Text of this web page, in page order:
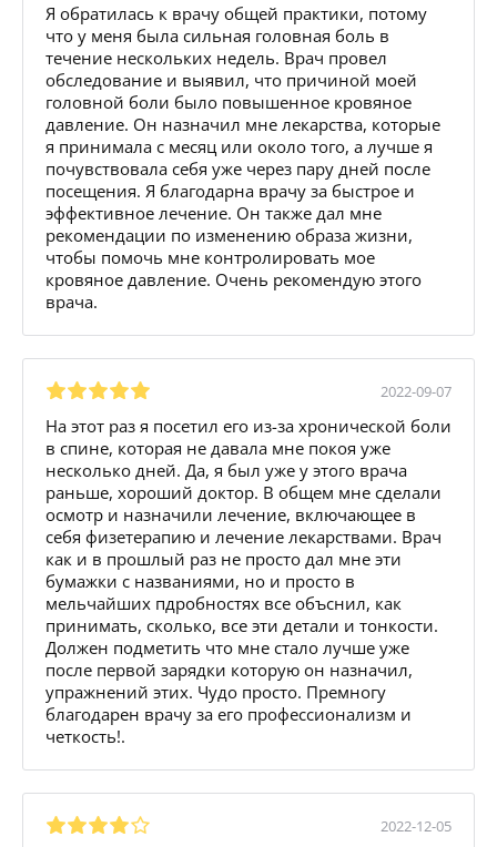
Я обратилась к врачу общей практики, потому
что у меня была сильная головная боль в
течение нескольких недель. Врач провел
обследование и выявил, что причиной моей
головной боли было повышенное кровяное
давление. Он назначил мне лекарства, которые
я принимала с месяц или около того, а лучше я
почувствовала себя уже через пару дней после
посещения. Я благодарна врачу за быстрое и
эффективное лечение. Он также дал мне
рекомендации по изменению образа жизни,
чтобы помочь мне контролировать мое
кровяное давление. Очень рекомендую этого
врача.
2022-09-07
На этот раз я посетил его из-за хронической боли
в спине, которая не давала мне покоя уже
несколько дней. Да, я был уже у этого врача
раньше, хороший доктор. В общем мне сделали
осмотр и назначили лечение, включающее в
себя физетерапию и лечение лекарствами. Врач
как и в прошлый раз не просто дал мне эти
бумажки с названиями, но и просто в
мельчайших пдробностях все объснил, как
принимать, сколько, все эти детали и тонкости.
Должен подметить что мне стало лучше уже
после первой зарядки которую он назначил,
упражнений этих. Чудо просто. Премногу
благодарен врачу за его профессионализм и
четкость!.
2022-12-05